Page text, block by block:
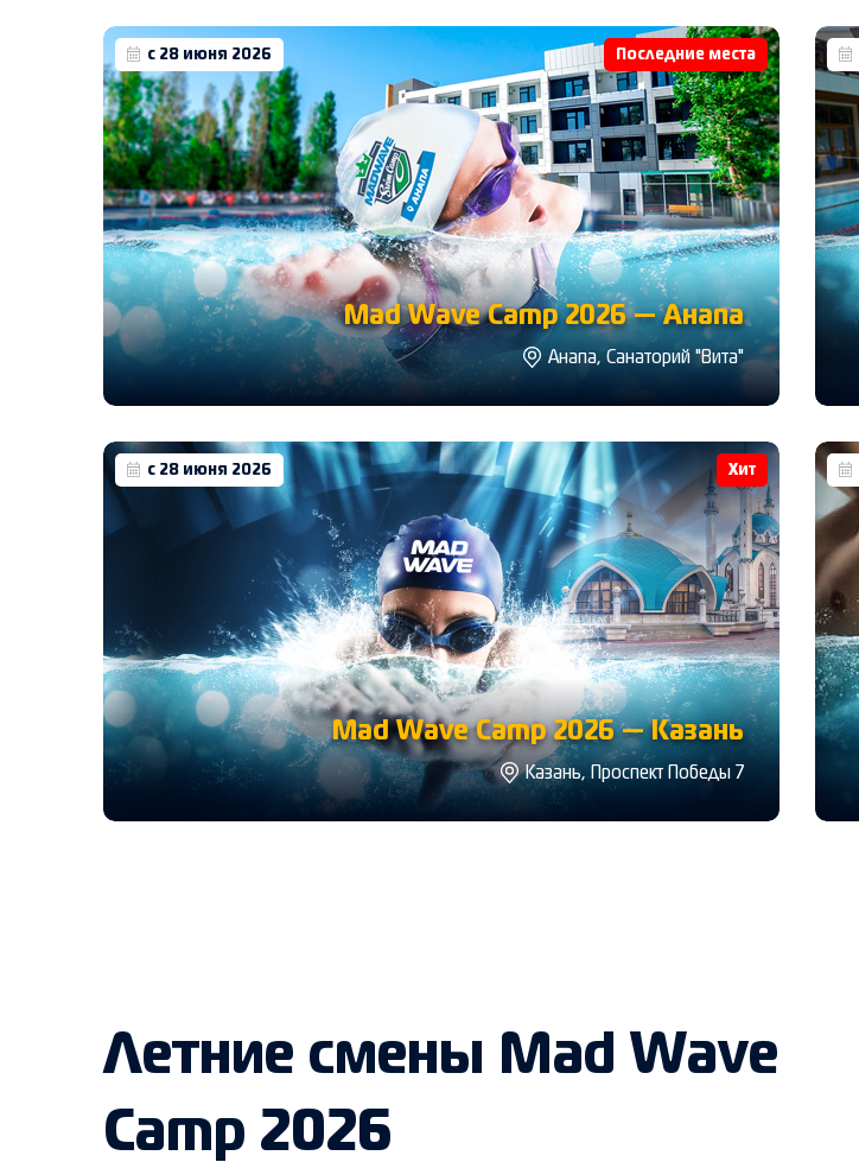
с 28 июня 2026 Последние места
Mad Wave Camp 2026 — Анапа
Анапа, Санаторий "Вита"
с 28 июня 2026 Хит
Mad Wave Camp 2026 — Казань
Казань, Проспект Победы 7
Летние смены Mad Wave
Camp 2026